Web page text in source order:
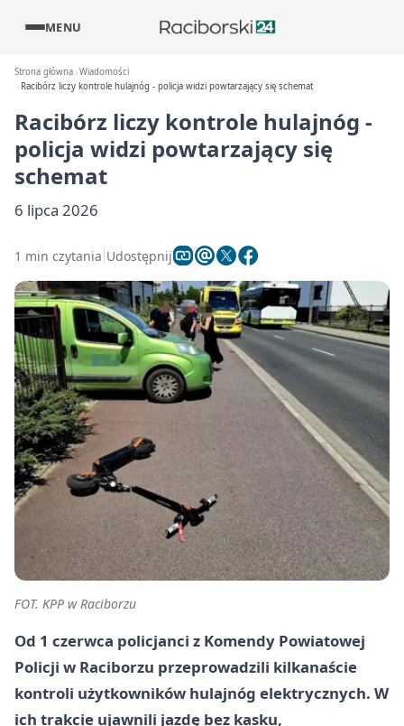
MENU
Strona główna Wiadomości
Racibórz liczy kontrole hulajnóg - policja widzi powtarzający się schemat
Racibórz liczy kontrole hulajnóg -
policja widzi powtarzający się
schemat
6 lipca 2026
1 min czytania Udostępnij
FOT. KPP w Raciborzu
Od 1 czerwca policjanci z Komendy Powiatowej
Policji w Raciborzu przeprowadzili kilkanaście
kontroli użytkowników hulajnóg elektrycznych. W
ich trakcie ujawnili jazdę bez kasku,